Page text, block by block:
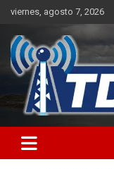
Skip
content
viernes, agosto 7, 2026